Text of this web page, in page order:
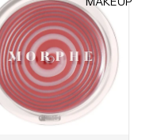
LO +
BUSCA
DO
Sol de
Janeiro
Mascarill
as
Tratamie
ntos -
Serums